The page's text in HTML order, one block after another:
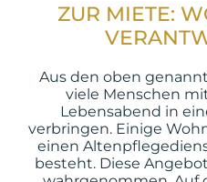
ZUR MIETE:
Aus den oben
viele Menschen
Lebensabend in
verbringen. Einige
einen
besteht. Diese